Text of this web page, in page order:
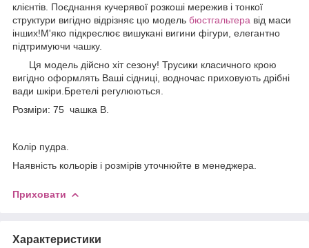
клієнтів. Поєднання кучерявої розкоші мережив і тонкої
структури вигідно відрізняє цю модель бюстгальтера від маси
інших!М'яко підкреслює вишукані вигини фігури, елегантно
підтримуючи чашку.
Ця модель дійсно хіт сезону! Трусики класичного крою
вигідно оформлять Ваші сідниці, водночас приховують дрібні
вади шкіри.Бретелі регулюються.
Розміри: 75 чашка B.
Колір пудра.
Наявність кольорів і розмірів уточнюйте в менеджера.
Приховати
Характеристики